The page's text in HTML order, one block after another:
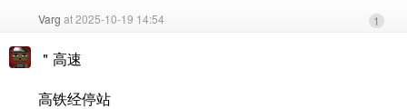
Varg at 2025-10-19 14:54 1
＂高速
高铁经停站